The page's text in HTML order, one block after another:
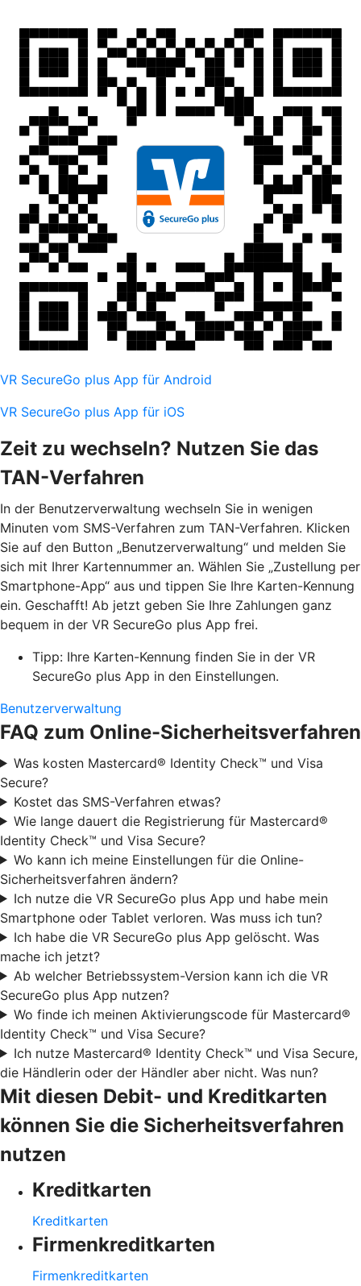
VR SecureGo plus App für Android
VR SecureGo plus App für iOS
Zeit zu wechseln? Nutzen Sie das
TAN-Verfahren
In der Benutzerverwaltung wechseln Sie in wenigen
Minuten vom SMS-Verfahren zum TAN-Verfahren. Klicken
Sie auf den Button „Benutzerverwaltung“ und melden Sie
sich mit Ihrer Kartennummer an. Wählen Sie „Zustellung per
Smartphone-App“ aus und tippen Sie Ihre Karten-Kennung
ein. Geschafft! Ab jetzt geben Sie Ihre Zahlungen ganz
bequem in der VR SecureGo plus App frei.
Tipp: Ihre Karten-Kennung finden Sie in der VR
SecureGo plus App in den Einstellungen.
Benutzerverwaltung
FAQ zum Online-Sicherheitsverfahren
Was kosten Mastercard® Identity Check™ und Visa
Secure?
Kostet das SMS-Verfahren etwas?
Wie lange dauert die Registrierung für Mastercard®
Identity Check™ und Visa Secure?
Wo kann ich meine Einstellungen für die Online-
Sicherheitsverfahren ändern?
Ich nutze die VR SecureGo plus App und habe mein
Smartphone oder Tablet verloren. Was muss ich tun?
Ich habe die VR SecureGo plus App gelöscht. Was
mache ich jetzt?
Ab welcher Betriebssystem-Version kann ich die VR
SecureGo plus App nutzen?
Wo finde ich meinen Aktivierungscode für Mastercard®
Identity Check™ und Visa Secure?
Ich nutze Mastercard® Identity Check™ und Visa Secure,
die Händlerin oder der Händler aber nicht. Was nun?
Mit diesen Debit- und Kreditkarten
können Sie die Sicherheitsverfahren
nutzen
Kreditkarten
Kreditkarten
Firmenkreditkarten
Firmenkreditkarten